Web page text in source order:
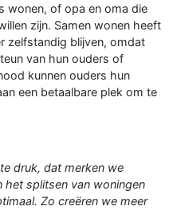
wonen, of opa en oma die
zijn. Samen wonen heeft
zelfstandig blijven, omdat
van hun ouders of
kunnen ouders hun
een betaalbare plek om te
druk, dat merken we
het splitsen van woningen
Zo creëren we meer